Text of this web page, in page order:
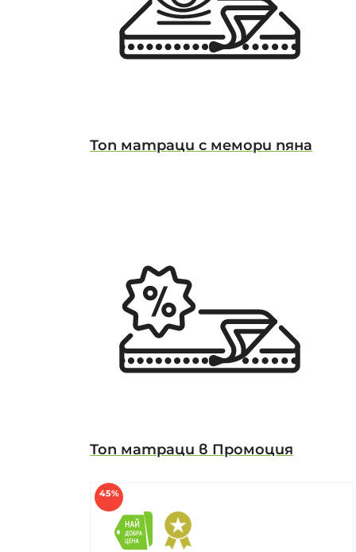
Топ матраци с мемори пяна
Топ матраци в Промоция
45%